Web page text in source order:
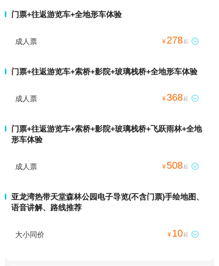
门票+往返游览车+全地形车体验
成人票 ¥ 278起 
门票+往返游览车+索桥+影院+玻璃栈桥+全地形车体验
成人票 ¥368起 
门票+往返游览车+索桥+影院+玻璃栈桥+飞跃雨林+全地
形车体验
成人票 ¥ 508起 
亚龙湾热带天堂森林公园电子导览(不含门票)手绘地图、
语音讲解、路线推荐
大小同价 ¥ 10起 